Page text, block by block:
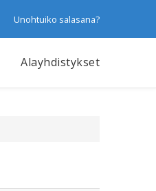
Unohtuiko salasana?
Alayhdistykset